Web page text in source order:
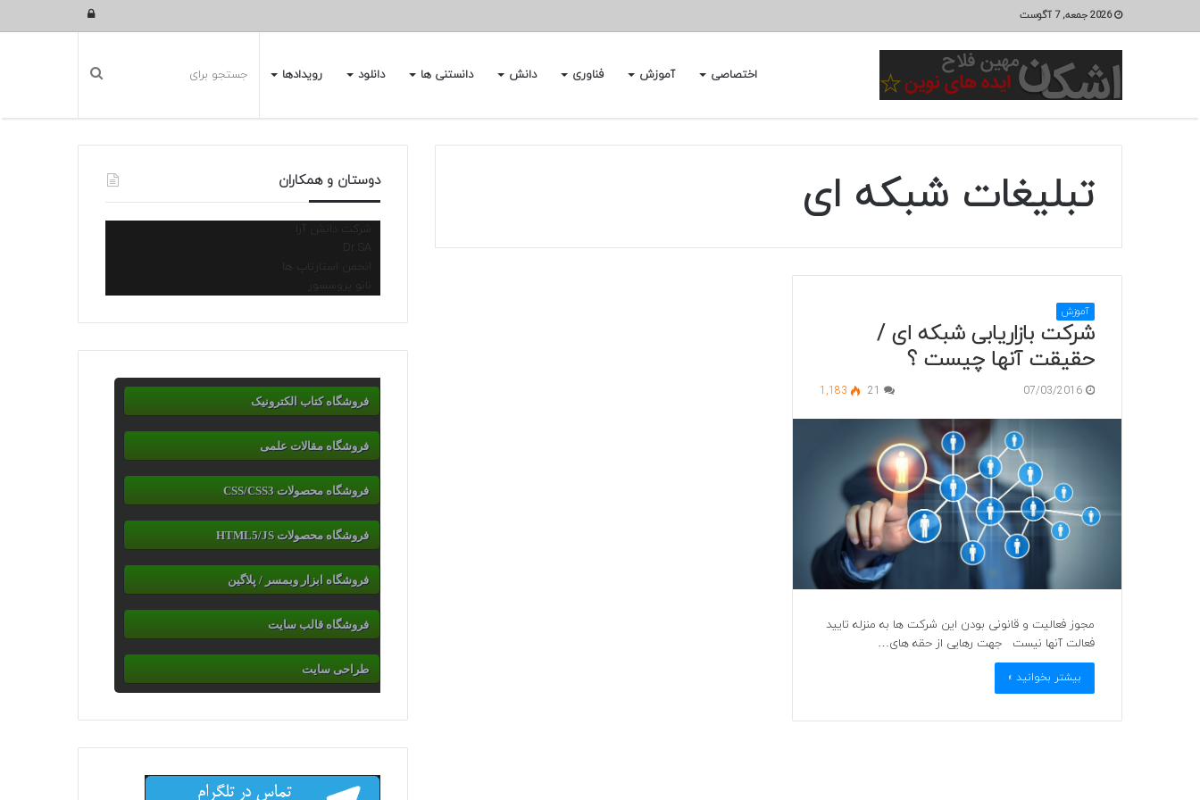
2026 جمعه, 7 آگوست ورود
اختصاصی آموزش فناوری دانش دانستنی ها دانلود رویدادها
تبلیغات شبکه ای
آموزش
شرکت بازاریابی شبکه ای /
حقیقت آنها چیست ؟
07/03/2016
21
1,183
مجوز فعالیت و قانونی بودن این شرکت ها به منزله تایید
فعالت آنها نیست جهت رهایی از حقه های…
بیشتر بخوانید »
دوستان و همکاران
شرکت دانش آرا
انجمن استارتاپ ها
نانو پروسسور
فروشگاه کتاب الکترونیک
فروشگاه مقالات علمی
فروشگاه محصولات CSS/CSS3
فروشگاه محصولات HTML5/JS
فروشگاه ابزار وبمسر / پلاگین
فروشگاه قالب سایت
طراحی سایت